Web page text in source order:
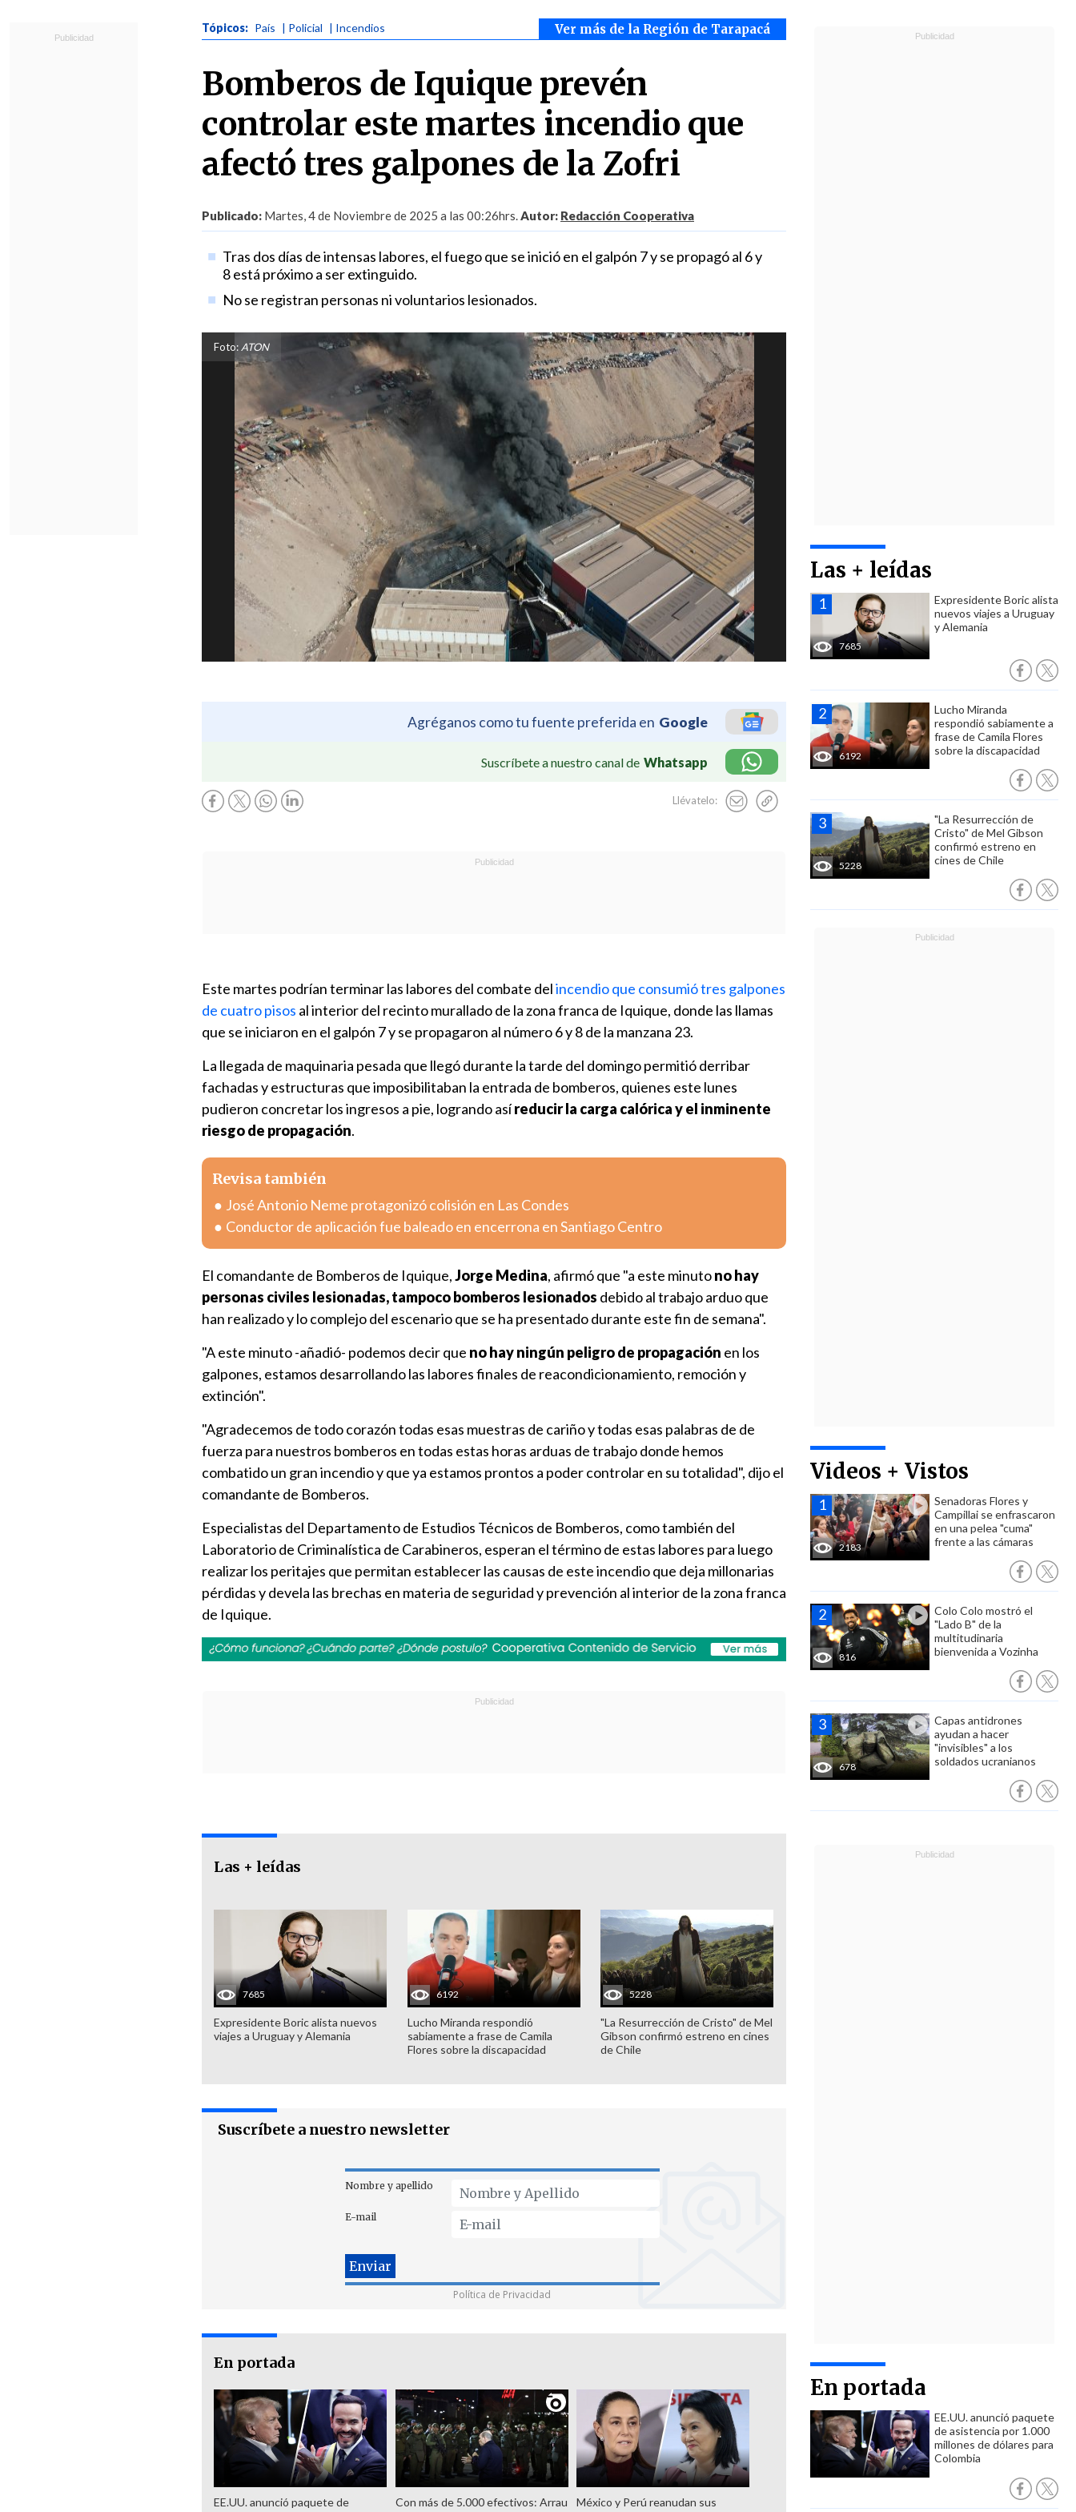
Ver más de la Región de Tarapacá
Tópicos: País | Policial | Incendios
Bomberos de Iquique prevén
controlar este martes incendio que
afectó tres galpones de la Zofri
Publicado: Martes, 4 de Noviembre de 2025 a las 00:26hrs.Autor: Redacción Cooperativa
Tras dos días de intensas labores, el fuego que se inició en el galpón 7 y se propagó al 6 y
8 está próximo a ser extinguido.
No se registran personas ni voluntarios lesionados.
Foto: ATON
Agréganos como tu fuente preferida en Google
Suscríbete a nuestro canal de Whatsapp
Llévatelo:
Las + leídas
7685
Expresidente Boric alista
nuevos viajes a Uruguay
y Alemania
6192
Lucho Miranda
respondió sabiamente a
frase de Camila Flores
sobre la discapacidad
5228
"La Resurrección de
Cristo" de Mel Gibson
confirmó estreno en
cines de Chile
Videos + Vistos
2183
Senadoras Flores y
Campillai se enfrascaron
en una pelea "cuma"
frente a las cámaras
816
Colo Colo mostró el
"Lado B" de la
multitudinaria
bienvenida a Vozinha
678
Capas antidrones
ayudan a hacer
"invisibles" a los
soldados ucranianos
En portada
EE.UU. anunció paquete
de asistencia por 1.000
millones de dólares para
Colombia
Este martes podrían terminar las labores del combate delincendio que consumió tres galpones
de cuatro pisos al interior del recinto murallado de la zona franca de Iquique, donde las llamas
que se iniciaron en el galpón 7 y se propagaron al número 6 y 8 de la manzana 23.
La llegada de maquinaria pesada que llegó durante la tarde del domingo permitió derribar
fachadas y estructuras que imposibilitaban la entrada de bomberos, quienes este lunes
pudieron concretar los ingresos a pie, logrando asíreducir la carga calórica y el inminente
riesgo de propagación.
Revisa también
José Antonio Neme protagonizó colisión en Las Condes
Conductor de aplicación fue baleado en encerrona en Santiago Centro
El comandante de Bomberos de Iquique,Jorge Medina, afirmó que "a este minutono hay
personas civiles lesionadas, tampoco bomberos lesionados debido al trabajo arduo que
han realizado y lo complejo del escenario que se ha presentado durante este fin de semana".
"A este minuto -añadió- podemos decir que no hay ningún peligro de propagación en los
galpones, estamos desarrollando las labores finales de reacondicionamiento, remoción y
extinción".
"Agradecemos de todo corazón todas esas muestras de cariño y todas esas palabras de de
fuerza para nuestros bomberos en todas estas horas arduas de trabajo donde hemos
combatido un gran incendio y que ya estamos prontos a poder controlar en su totalidad", dijo el
comandante de Bomberos.
Especialistas del Departamento de Estudios Técnicos de Bomberos, como también del
Laboratorio de Criminalística de Carabineros, esperan el término de estas labores para luego
realizar los peritajes que permitan establecer las causas de este incendio que deja millonarias
pérdidas y devela las brechas en materia de seguridad y prevención al interior de la zona franca
de Iquique.
Las + leídas
7685
Expresidente Boric alista nuevos
viajes a Uruguay y Alemania
6192
Lucho Miranda respondió
sabiamente a frase de Camila
Flores sobre la discapacidad
5228
"La Resurrección de Cristo" de Mel
Gibson confirmó estreno en cines
de Chile
Suscríbete a nuestro newsletter
Nombre y apellido
E-mail
Política de Privacidad
En portada
EE.UU. anunció paquete de
Con más de 5.000 efectivos: Arrau
México y Perú reanudan sus